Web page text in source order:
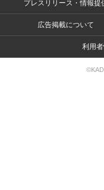
プレスリリース・情報提
広告掲載について
利用